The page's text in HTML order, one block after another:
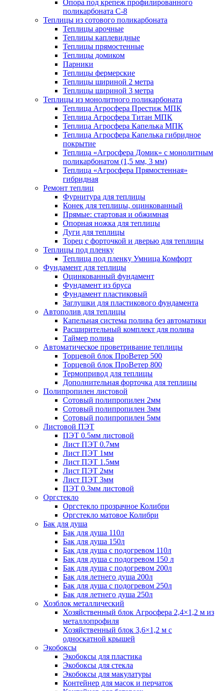
Опора под крепеж профилированного
поликарбоната С-8
Теплицы из сотового поликарбоната
Теплицы арочные
Теплицы каплевидные
Теплицы прямостенные
Теплицы домиком
Парники
Теплицы фермерские
Теплицы шириной 2 метра
Теплицы шириной 3 метра
Теплицы из монолитного поликарбоната
Теплица Агросфера Престиж МПК
Теплица Агросфера Титан МПК
Теплица Агросфера Капелька МПК
Теплица Агросфера Капелька гибридное
покрытие
Теплица «Агросфера Домик» с монолитным
поликарбонатом (1,5 мм, 3 мм)
Теплица «Агросфера Прямостенная»
гибридная
Ремонт теплиц
Фурнитура для теплицы
Конек для теплицы, оцинкованный
Прямые: стартовая и обжимная
Опорная ножка для теплицы
Дуги для теплицы
Торец с форточкой и дверью для теплицы
Теплицы под пленку
Теплица под пленку Умница Комфорт
Фундамент для теплицы
Оцинкованный фундамент
Фундамент из бруса
Фундамент пластиковый
Заглушки для пластикового фундамента
Автополив для теплицы
Капельная система полива без автоматики
Расширительный комплект для полива
Таймер полива
Автоматическое проветривание теплицы
Торцевой блок ПроВетер 500
Торцевой блок ПроВетер 800
Термопривод для теплицы
Дополнительная форточка для теплицы
Полипропилен листовой
Сотовый полипропилен 2мм
Сотовый полипропилен 3мм
Сотовый полипропилен 5мм
Листовой ПЭТ
ПЭТ 0.5мм листовой
Лист ПЭТ 0.7мм
Лист ПЭТ 1мм
Лист ПЭТ 1.5мм
Лист ПЭТ 2мм
Лист ПЭТ 3мм
ПЭТ 0.3мм листовой
Оргстекло
Оргстекло прозрачное Колибри
Оргстекло матовое Колибри
Бак для душа
Бак для душа 110л
Бак для душа 150л
Бак для душа с подогревом 110л
Бак для душа с подогревом 150 л
Бак для душа с подогревом 200л
Бак для летнего душа 200л
Бак для душа с подогревом 250л
Бак для летнего душа 250л
Хозблок металлический
Хозяйственный блок Агросфера 2,4×1,2 м из
металлопрофиля
Хозяйственный блок 3,6×1,2 м с
односкатной крышей
Экобоксы
Экобоксы для пластика
Экобоксы для стекла
Экобоксы для макулатуры
Контейнер для масок и перчаток